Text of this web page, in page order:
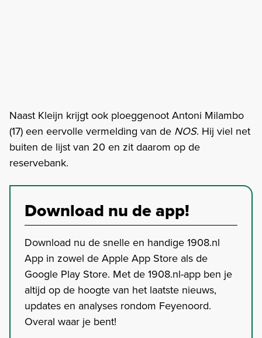
Naast Kleijn krijgt ook ploeggenoot Antoni Milambo
(17) een eervolle vermelding van de NOS. Hij viel net
buiten de lijst van 20 en zit daarom op de
reservebank.
Download nu de app!
Download nu de snelle en handige 1908.nl
App in zowel de Apple App Store als de
Google Play Store. Met de 1908.nl-app ben je
altijd op de hoogte van het laatste nieuws,
updates en analyses rondom Feyenoord.
Overal waar je bent!